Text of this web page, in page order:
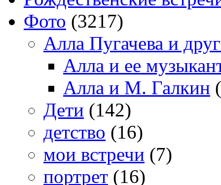
Фото (3217)
Алла Пугачева и
Алла и ее
Алла и М. Галкин
Дети (142)
детство (16)
мои встречи (7)
портрет (16)